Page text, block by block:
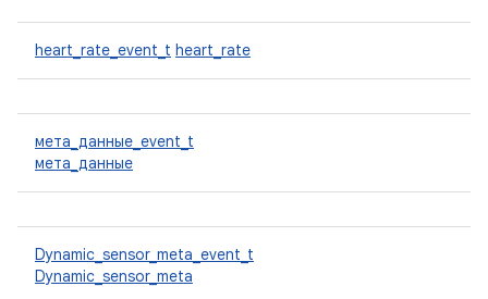
heart_rate_event_t heart_rate
мета_данные_event_t
мета_данные
Dynamic_sensor_meta_event_t
Dynamic_sensor_meta